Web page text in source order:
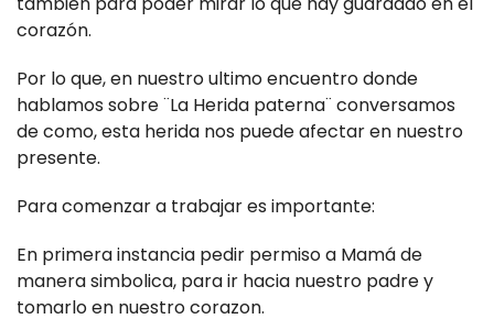
corazón.
Por lo que, en nuestro ultimo encuentro donde
hablamos sobre ¨La Herida paterna¨ conversamos
de como, esta herida nos puede afectar en nuestro
presente.
Para comenzar a trabajar es importante:
En primera instancia pedir permiso a Mamá de
manera simbolica, para ir hacia nuestro padre y
tomarlo en nuestro corazon.